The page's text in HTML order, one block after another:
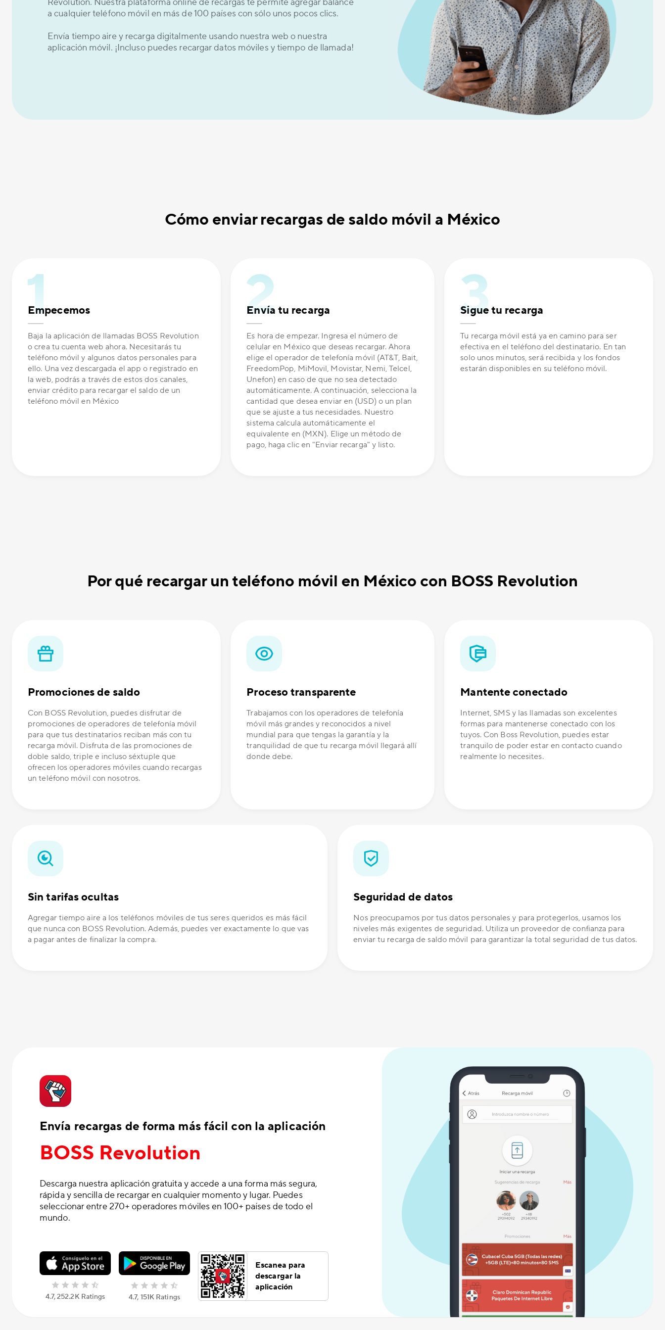
a cualquier teléfono móvil en más de 100 países con sólo unos pocos clics.
Envía tiempo aire y recarga digitalmente usando nuestra web o nuestra
aplicación móvil. ¡Incluso puedes recargar datos móviles y tiempo de llamada!
Cómo enviar recargas de saldo móvil a México
Empecemos
Baja la aplicación de llamadas BOSS Revolution
o crea tu cuenta web ahora. Necesitarás tu
teléfono móvil y algunos datos personales para
ello. Una vez descargada el app o registrado en
la web, podrás a través de estos dos canales,
enviar crédito para recargar el saldo de un
teléfono móvil en México
Envía tu recarga
Es hora de empezar. Ingresa el número de
celular en México que deseas recargar. Ahora
elige el operador de telefonía móvil (AT&T, Bait,
FreedomPop, MiMovil, Movistar, Nemi, Telcel,
Unefon) en caso de que no sea detectado
automáticamente. A continuación, selecciona la
cantidad que desea enviar en (USD) o un plan
que se ajuste a tus necesidades. Nuestro
sistema calcula automáticamente el
equivalente en (MXN). Elige un método de
pago, haga clic en "Enviar recarga" y listo.
Sigue tu recarga
Tu recarga móvil está ya en camino para ser
efectiva en el teléfono del destinatario. En tan
solo unos minutos, será recibida y los fondos
estarán disponibles en su teléfono móvil.
Por qué recargar un teléfono móvil en México con BOSS Revolution
Promociones de saldo
Con BOSS Revolution, puedes disfrutar de
promociones de operadores de telefonía móvil
para que tus destinatarios reciban más con tu
recarga móvil. Disfruta de las promociones de
doble saldo, triple e incluso séxtuple que
ofrecen los operadores móviles cuando recargas
un teléfono móvil con nosotros.
Proceso transparente
Trabajamos con los operadores de telefonía
móvil más grandes y reconocidos a nivel
mundial para que tengas la garantía y la
tranquilidad de que tu recarga móvil llegará allí
donde debe.
Mantente conectado
Internet, SMS y las llamadas son excelentes
formas para mantenerse conectado con los
tuyos. Con Boss Revolution, puedes estar
tranquilo de poder estar en contacto cuando
realmente lo necesites.
Sin tarifas ocultas
Agregar tiempo aire a los teléfonos móviles de tus seres queridos es más fácil
que nunca con BOSS Revolution. Además, puedes ver exactamente lo que vas
a pagar antes de finalizar la compra.
Seguridad de datos
Nos preocupamos por tus datos personales y para protegerlos, usamos los
niveles más exigentes de seguridad. Utiliza un proveedor de confianza para
enviar tu recarga de saldo móvil para garantizar la total seguridad de tus datos.
Envía recargas de forma más fácil con la aplicación
BOSS Revolution
Descarga nuestra aplicación gratuita y accede a una forma más segura,
rápida y sencilla de recargar en cualquier momento y lugar. Puedes
seleccionar entre 270+ operadores móviles en 100+ países de todo el
mundo.
4.7, 252.2K Ratings 4.7, 151K Ratings
Escanea para
descargar la
aplicación